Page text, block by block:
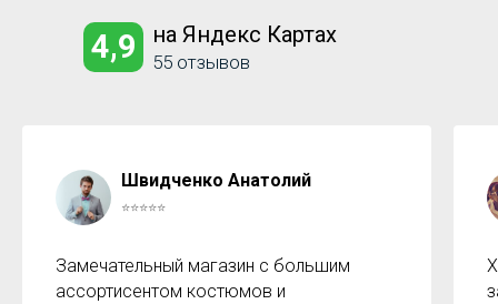
55 отзывов
на Яндекс Картах
4,9
Швидченко Анатолий
⭐⭐⭐⭐⭐
Замечательный магазин с большим
ассортисентом костюмов и